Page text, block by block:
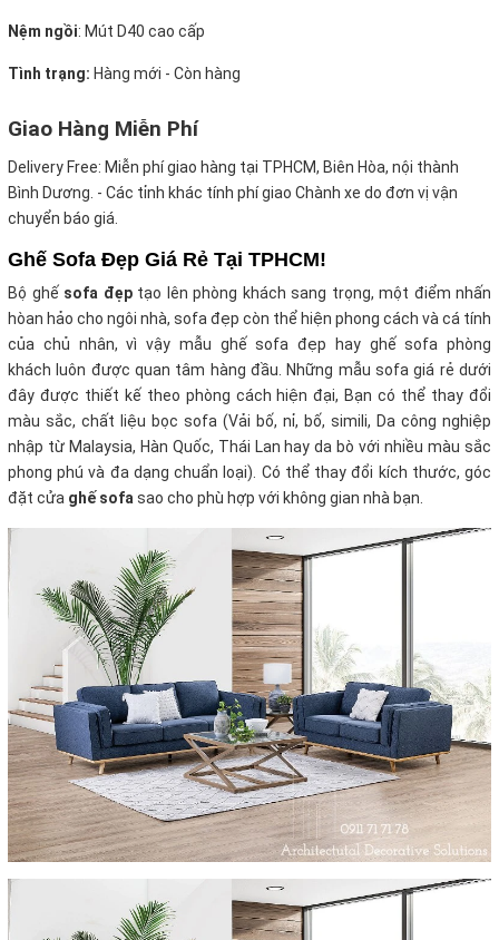
Nệm ngồi: Mút D40 cao cấp
Tình trạng: Hàng mới - Còn hàng
Giao Hàng Miễn Phí
Delivery Free: Miễn phí giao hàng tại TPHCM, Biên Hòa, nội thành
Bình Dương. - Các tỉnh khác tính phí giao Chành xe do đơn vị vận
chuyển báo giá.
Ghế Sofa Đẹp Giá Rẻ Tại TPHCM!
Bộ ghế sofa đẹptạo lên phòng khách sang trọng, một điểm nhấn
hòan hảo cho ngôi nhà, sofa đẹp còn thể hiện phong cách và cá tính
của chủ nhân, vì vậy mẫu ghế sofa đẹp hay ghế sofa phòng
khách luôn được quan tâm hàng đầu. Những mẫu sofa giá rẻ dưới
đây được thiết kế theo phòng cách hiện đại, Bạn có thể thay đổi
màu sắc, chất liệu bọc sofa (Vải bố, nỉ, bố, simili, Da công nghiệp
nhập từ Malaysia, Hàn Quốc, Thái Lan hay da bò với nhiều màu sắc
phong phú và đa dạng chuẩn loại). Có thể thay đổi kích thước, góc
đặt cửa ghế sofasao cho phù hợp với không gian nhà bạn.